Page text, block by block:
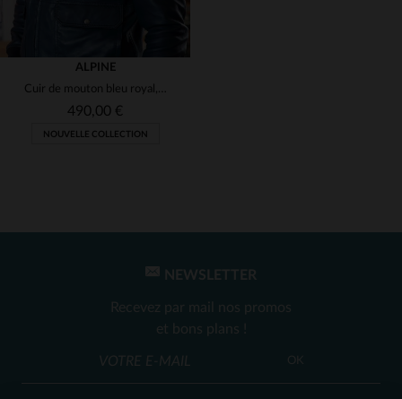
(1)
TAILLES DISPONIBLES
3XL 5XL
ALPINE
Cuir de mouton bleu royal, style motard, porté toute l'année.
490,00 €
NOUVELLE COLLECTION
NEWSLETTER
Recevez par mail nos promos
et bons plans !
OK